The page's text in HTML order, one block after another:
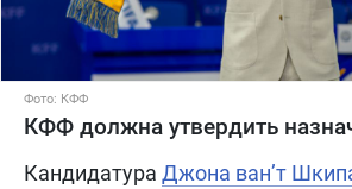
Фото: КФФ
КФФ должна утвердить
Кандидатура Джона ван’т